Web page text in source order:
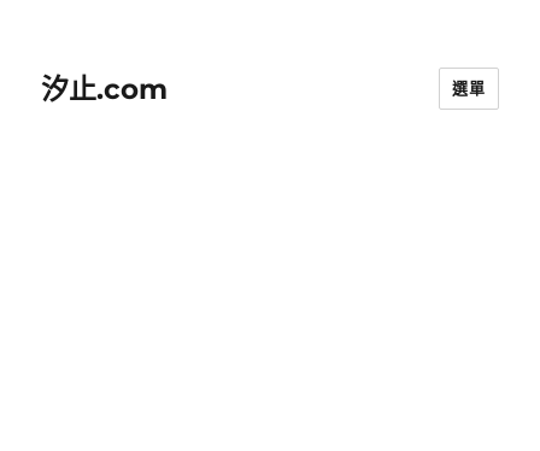
汐止.com 選單